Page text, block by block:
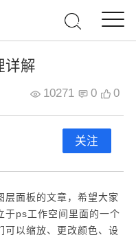
详解
10271 0 0
关注
层面板的文章，希望大家
于ps工作空间里面的一个
可以缩放、更改颜色、设